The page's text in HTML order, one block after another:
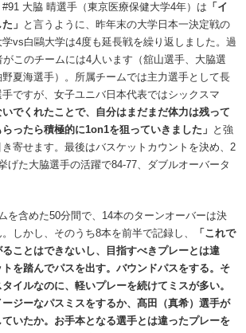
大脇 晴選手（東京医療保健大学4年）は 「イ
」 と言うように、昨年末の大学日本一決定戦の
vs白鷗大学は4度も延長戦を繰り返しました。過
このチームには4人います（舘山選手、大脇選
夏海選手）。所属チームでは主力選手として長
ですが、女子ユニバ日本代表ではシックスマ
いでくれたことで、自分はまだまだ体力は残って
ったら積極的に1on1を狙っていきました」 と強
寄せます。最後はバスケットカウントを決め、2
げた大脇選手の活躍で84-77、ダブルオーバータ
を含めた50分間で、14本のターンオーバーは決
しかし、そのうち8本を前半で記録し、
「これで
ことはできないし、目指すべきプレーとは違
を踏んでパスを出す。バウンドパスをする。そ
イルなのに、軽いプレーを続けてミスが多い。
ジーなパスミスをするか、髙田（真希）選手が
いたか。お手本となる選手とは違ったプレーを